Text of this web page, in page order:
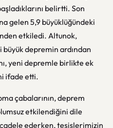
belirtti. Son
gelen 5,9 büyüklüğündeki
etkiledi. Altunok,
depremin ardından
yeni depremle birlikte ek
ifade etti.
çabalarının, deprem
etkilendiğini dile
ederken, tesislerimizin